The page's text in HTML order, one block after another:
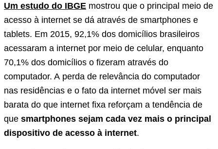
Um estudo do IBGE mostrou que o principal meio de
acesso à internet se dá através de smartphones e
tablets. Em 2015, 92,1% dos domicílios brasileiros
acessaram a internet por meio de celular, enquanto
70,1% dos domicílios o fizeram através do
computador. A perda de relevância do computador
nas residências e o fato da internet móvel ser mais
barata do que internet fixa reforçam a tendência de
que smartphones sejam cada vez mais o principal
dispositivo de acesso à internet.